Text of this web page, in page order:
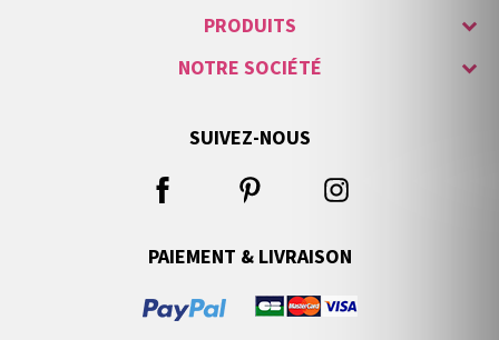
PRODUITS
NOTRE SOCIÉTÉ
SUIVEZ-NOUS
PAIEMENT & LIVRAISON